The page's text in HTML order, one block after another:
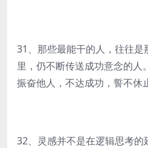
31、那些最能干的人，往往
里，仍不断传送成功意念的人
振奋他人，不达成功，誓不
32、灵感并不是在逻辑思考